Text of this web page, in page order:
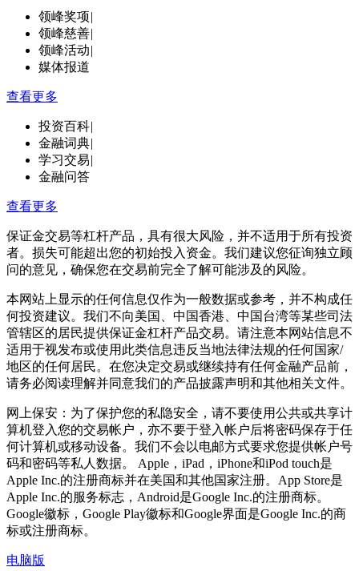
领峰奖项|
领峰慈善|
领峰活动|
媒体报道
查看更多
投资百科|
金融词典|
学习交易|
金融问答
查看更多
保证金交易等杠杆产品，具有很大风险，并不适用于所有投资
者。损失可能超出您的初始投入资金。我们建议您征询独立顾
问的意见，确保您在交易前完全了解可能涉及的风险。
本网站上显示的任何信息仅作为一般数据或参考，并不构成任
何投资建议。我们不向美国、中国香港、中国台湾等某些司法
管辖区的居民提供保证金杠杆产品交易。请注意本网站信息不
适用于视发布或使用此类信息违反当地法律法规的任何国家/
地区的任何居民。在您决定交易或继续持有任何金融产品前，
请务必阅读理解并同意我们的产品披露声明和其他相关文件。
网上保安：为了保护您的私隐安全，请不要使用公共或共享计
算机登入您的交易帐户，亦不要于登入帐户后将密码保存于任
何计算机或移动设备。我们不会以电邮方式要求您提供帐户号
码和密码等私人数据。 Apple，iPad，iPhone和iPod touch是
Apple Inc.的注册商标并在美国和其他国家注册。App Store是
Apple Inc.的服务标志，Android是Google Inc.的注册商标。
Google徽标，Google Play徽标和Google界面是Google Inc.的商
标或注册商标。
电脑版